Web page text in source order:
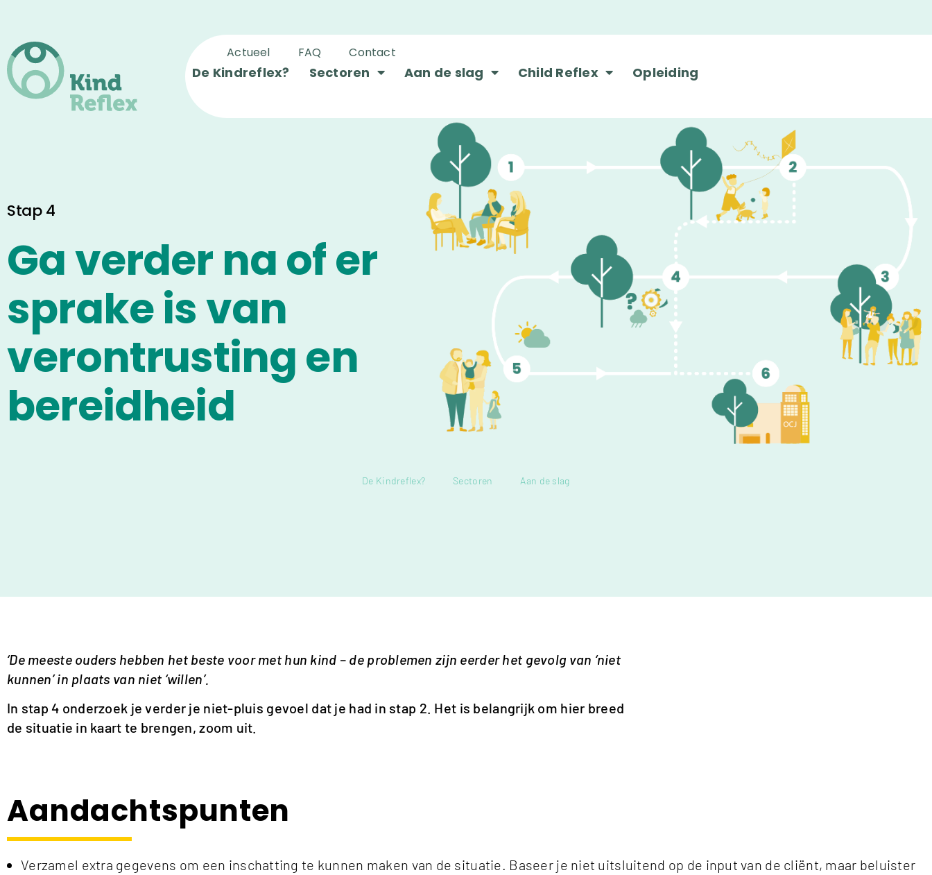
Actueel FAQ Contact
De Kindreflex? Sectoren Aan de slag Child Reflex Opleiding
Stap 4
Ga verder na of er
sprake is van
verontrusting en
bereidheid
De Kindreflex? Sectoren Aan de slag
‘De meeste ouders hebben het beste voor met hun kind – de problemen zijn eerder het gevolg van ‘niet
kunnen’ in plaats van niet ‘willen’.
In stap 4 onderzoek je verder je niet-pluis gevoel dat je had in stap 2. Het is belangrijk om hier breed
de situatie in kaart te brengen, zoom uit.
Aandachtspunten
Verzamel extra gegevens om een inschatting te kunnen maken van de situatie. Baseer je niet uitsluitend op de input van de cliënt, maar beluister